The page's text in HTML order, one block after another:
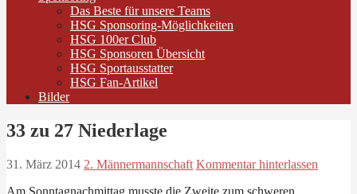
Das Beste für unsere Teams
HSG Sponsoring-Möglichkeiten
HSG 100er Club
HSG Sponsoren Übersicht
HSG Sportausstatter
HSG Fan-Artikel
Bilder
33 zu 27 Niederlage
31. März 2014 2. Männermannschaft Kommentar hinterlassen
Am Sonntagnachmittag musste die Zweite zum schweren